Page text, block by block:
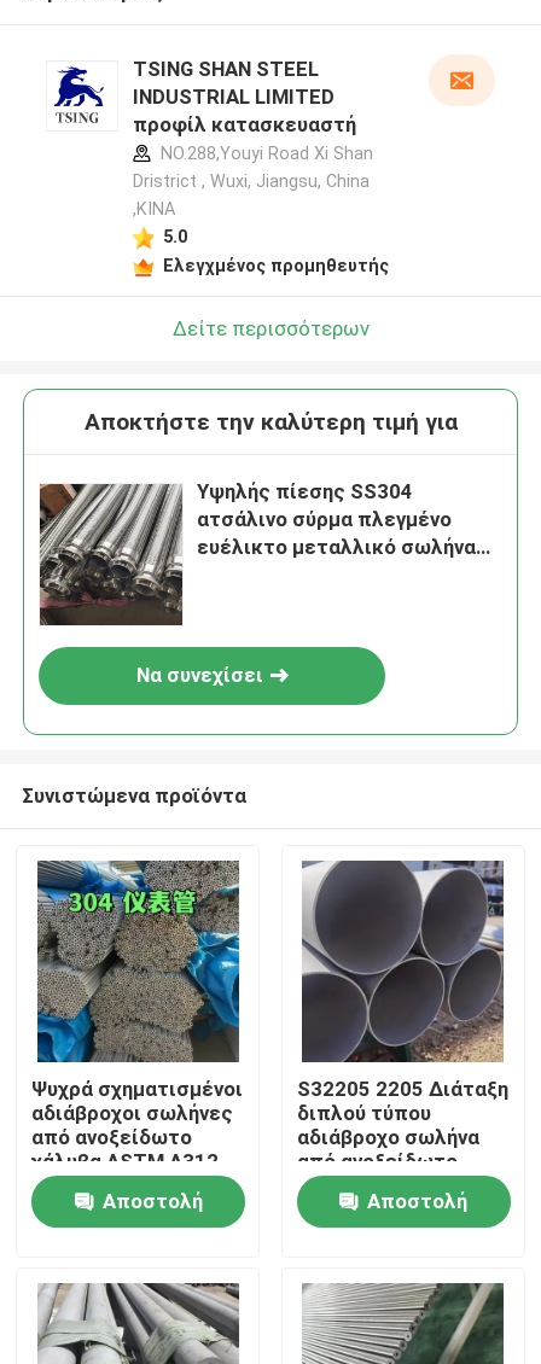
Σπίτι
Προϊόντα
Βίντεο
TSING SHAN STEEL
INDUSTRIAL LIMITED
προφίλ κατασκευαστή
NO.288,Youyi Road Xi Shan
Dristrict , Wuxi, Jiangsu, China
,ΚΙΝΑ
5.0
Ελεγχμένος προμηθευτής
Δείτε περισσότερων
Αποκτήστε την καλύτερη τιμή για
Υψηλής πίεσης SS304
ατσάλινο σύρμα πλεγμένο
ευέλικτο μεταλλικό σωλήνα
Να συνεχίσει
Συνιστώμενα προϊόντα
Ψυχρά σχηματισμένοι
αδιάβροχοι σωλήνες
από ανοξείδωτο
χάλυβα ASTM A312
TP304 με
επεξεργασία
επιφάνειας
114mm
Αποστολή
S32205 2205 Διάταξη
διπλού τύπου
αδιάβροχο σωλήνα
από ανοξείδωτο
χάλυβα ASTM
A790/790M Υψηλής
αντοχής σε διάβρωση
Αποστολή